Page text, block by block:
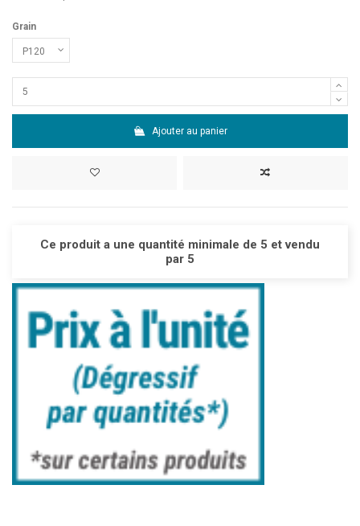
Grain
Ajouter au panier
Ce produit a une quantité minimale de 5 et vendu
par 5